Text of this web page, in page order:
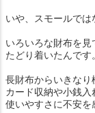
いや、スモールでは
いろいろな財布を
たどり着いたんです。
長財布からいきなり
カード収納や小銭
使いやすさに不安を